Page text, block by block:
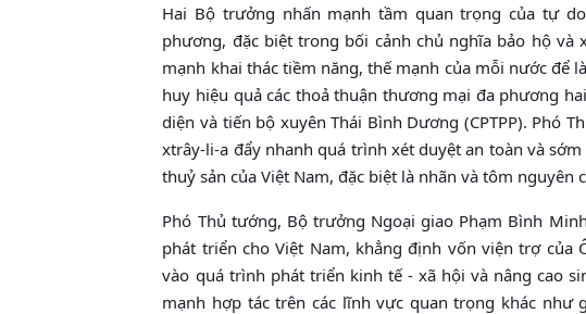
Hai Bộ trưởng nhấn mạnh tầm quan trọng của tự
phương, đặc biệt trong bối cảnh chủ nghĩa bảo hộ
mạnh khai thác tiềm năng, thế mạnh của mỗi nước để
huy hiệu quả các thoả thuận thương mại đa phương
diện và tiến bộ xuyên Thái Bình Dương (CPTPP). Phó
xtrây-li-a đẩy nhanh quá trình xét duyệt an toàn và
thuỷ sản của Việt Nam, đặc biệt là nhãn và tôm nguyên
Phó Thủ tướng, Bộ trưởng Ngoại giao Phạm Bình
phát triển cho Việt Nam, khẳng định vốn viện trợ
vào quá trình phát triển kinh tế - xã hội và nâng cao
mạnh hợp tác trên các lĩnh vực quan trọng khác